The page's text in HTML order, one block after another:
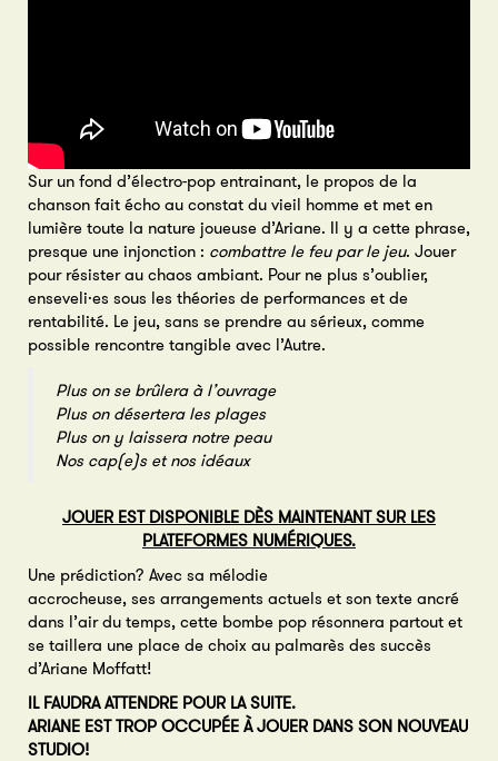
Sur un fond d’électro-pop entrainant, le propos de la
chanson fait écho au constat du vieil homme et met en
lumière toute la nature joueuse d’Ariane. Il y a cette phrase,
presque une injonction : combattre le feu par le jeu. Jouer
pour résister au chaos ambiant. Pour ne plus s’oublier,
enseveli·es sous les théories de performances et de
rentabilité. Le jeu, sans se prendre au sérieux, comme
possible rencontre tangible avec l’Autre.
Plus on se brûlera à l’ouvrage
Plus on désertera les plages
Plus on y laissera notre peau
Nos cap(e)s et nos idéaux
JOUER EST DISPONIBLE DÈS MAINTENANT SUR LES
PLATEFORMES NUMÉRIQUES.
Une prédiction? Avec sa mélodie
accrocheuse, ses arrangements actuels et son texte ancré
dans l’air du temps, cette bombe pop résonnera partout et
se taillera une place de choix au palmarès des succès
d’Ariane Moffatt!
IL FAUDRA ATTENDRE POUR LA SUITE.
ARIANE EST TROP OCCUPÉE À JOUER DANS SON NOUVEAU
STUDIO!